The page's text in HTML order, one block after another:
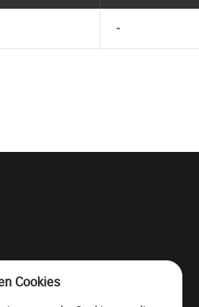
-
en-Famenne
Cookies